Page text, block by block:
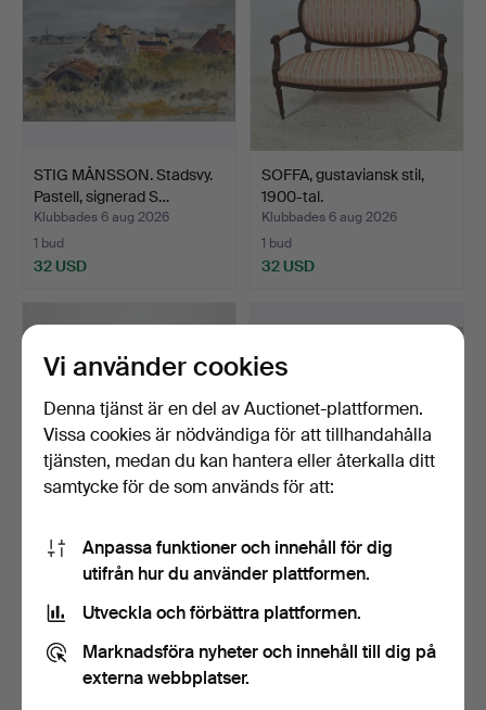
STIG MÅNSSON. Stadsvy.
Pastell, signerad S…
Klubbades 6 aug 2026
1 bud
32 USD
SOFFA, gustaviansk stil,
1900-tal.
Klubbades 6 aug 2026
1 bud
32 USD
TRÄDGÅRDSBÄNK, 1900-
tal.
Klubbades 6 aug 2026
1 bud
HYVELBÄNK,
Stockamöllan, 1900-tal.
Klubbades 6 aug 2026
17 bud
Vi använder cookies
Denna tjänst är en del av Auctionet-plattformen.
Vissa cookies är nödvändiga för att tillhandahålla
tjänsten, medan du kan hantera eller återkalla ditt
samtycke för de som används för att:
Anpassa funktioner och innehåll för dig
utifrån hur du använder plattformen.
Utveckla och förbättra plattformen.
Marknadsföra nyheter och innehåll till dig på
externa webbplatser.